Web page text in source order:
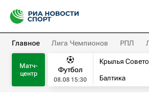
Главное Лига Чемпионов РПЛ
Матч-
центр
Футбол
08.08 15:30
Крылья
Балтика